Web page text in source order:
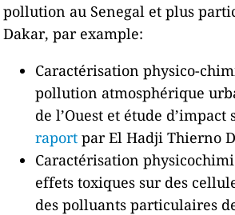
pollution au Senegal et plus
Dakar, par example:
Caractérisation physico-
pollution atmosphérique
de l’Ouest et étude d’impact
raport par El Hadji Thierno
Caractérisation
effets toxiques sur des
des polluants particulaires